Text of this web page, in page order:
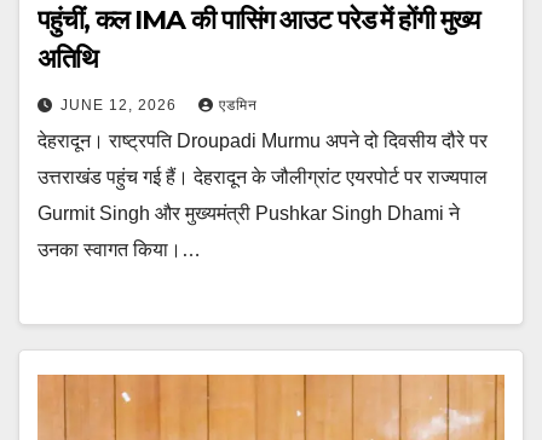
पहुंचीं, कल IMA की पासिंग आउट परेड में होंगी मुख्य
अतिथि
JUNE 12, 2026 एडमिन
देहरादून। राष्ट्रपति Droupadi Murmu अपने दो दिवसीय दौरे पर
उत्तराखंड पहुंच गई हैं। देहरादून के जौलीग्रांट एयरपोर्ट पर राज्यपाल
Gurmit Singh और मुख्यमंत्री Pushkar Singh Dhami ने
उनका स्वागत किया।…